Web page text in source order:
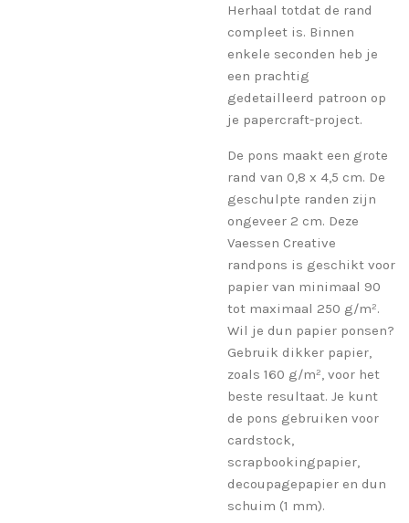
Herhaal totdat de rand
compleet is. Binnen
enkele seconden heb je
een prachtig
gedetailleerd patroon op
je papercraft-project.
De pons maakt een grote
rand van 0,8 x 4,5 cm. De
geschulpte randen zijn
ongeveer 2 cm. Deze
Vaessen Creative
randpons is geschikt voor
papier van minimaal 90
tot maximaal 250 g/m².
Wil je dun papier ponsen?
Gebruik dikker papier,
zoals 160 g/m², voor het
beste resultaat. Je kunt
de pons gebruiken voor
cardstock,
scrapbookingpapier,
decoupagepapier en dun
schuim (1 mm).